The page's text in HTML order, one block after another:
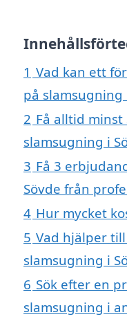
1 Vad kan ett
på slamsugning
2 Få alltid
slamsugning i
3 Få 3
Sövde från
4 Hur mycket
5 Vad hjälper
slamsugning i
6 Sök efter en
slamsugning i